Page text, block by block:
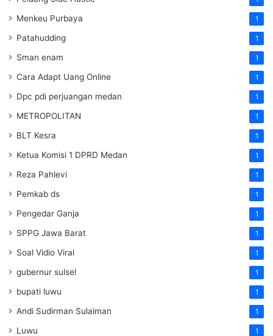
Menkeu Purbaya 1
Patahudding 1
Sman enam 1
Cara Adapt Uang Online 1
Dpc pdi perjuangan medan 1
METROPOLITAN 1
BLT Kesra 1
Ketua Komisi 1 DPRD Medan 1
Reza Pahlevi 1
Pemkab ds 1
Pengedar Ganja 1
SPPG Jawa Barat 1
Soal Vidio Viral 1
gubernur sulsel 1
bupati luwu 1
Andi Sudirman Sulaiman 1
Luwu 1